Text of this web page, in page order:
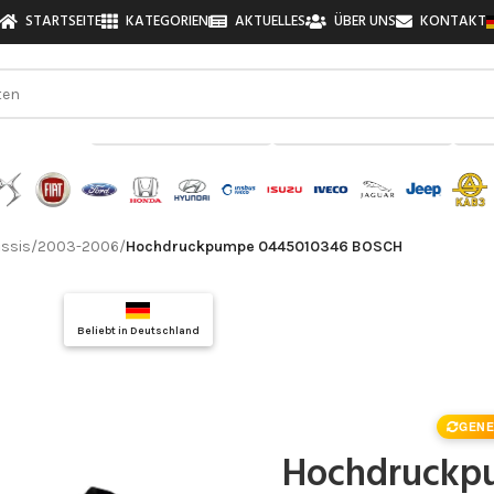
STARTSEITE KATEGORIEN AKTUELLES ÜBER UNS KONTAKT
finden!
/2003-2006/Hochdruckpumpe 0445010346 BOSCH
Beliebt in Deutschland